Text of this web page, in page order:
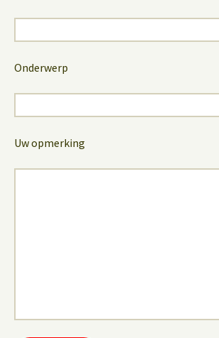
Onderwerp
Uw opmerking